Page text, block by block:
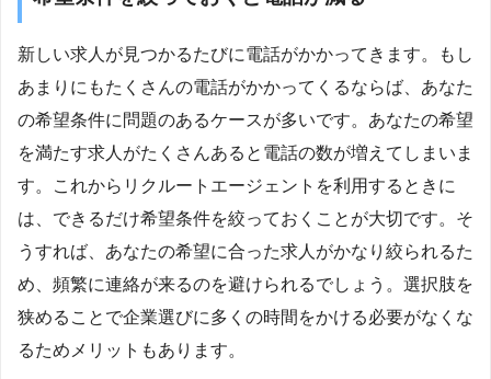
新しい求人が見つかるたびに電話がかかってきます。もし
あまりにもたくさんの電話がかかってくるならば、あなた
の希望条件に問題のあるケースが多いです。あなたの希望
を満たす求人がたくさんあると電話の数が増えてしまいま
す。これからリクルートエージェントを利用するときに
は、できるだけ希望条件を絞っておくことが大切です。そ
うすれば、あなたの希望に合った求人がかなり絞られるた
め、頻繁に連絡が来るのを避けられるでしょう。選択肢を
狭めることで企業選びに多くの時間をかける必要がなくな
るためメリットもあります。